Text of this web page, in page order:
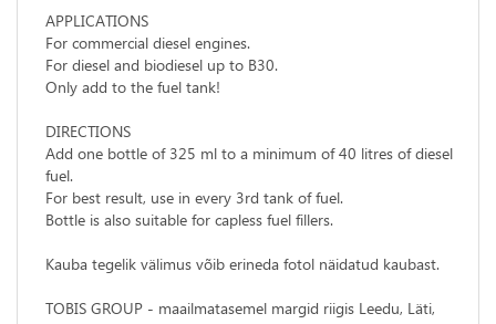
APPLICATIONS
For commercial diesel engines.
For diesel and biodiesel up to B30.
Only add to the fuel tank!
DIRECTIONS
Add one bottle of 325 ml to a minimum of 40 litres of diesel
fuel.
For best result, use in every 3rd tank of fuel.
Bottle is also suitable for capless fuel fillers.
Kauba tegelik välimus võib erineda fotol näidatud kaubast.
TOBIS GROUP - maailmatasemel margid riigis Leedu, Läti,